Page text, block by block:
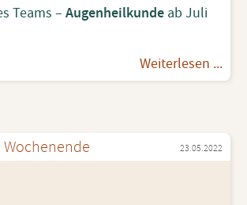
Teams – Au­gen­heil­kun­de ab Juli
Wei­ter­le­sen ...
23.05.2022